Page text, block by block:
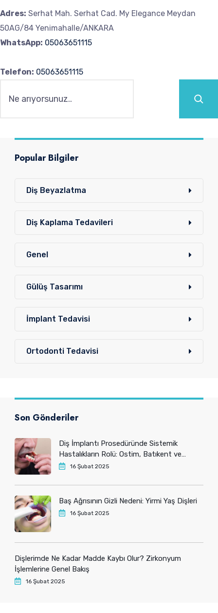
Adres: Serhat Mah. Serhat Cad. My Elegance Meydan
50AG/84 Yenimahalle/ANKARA
WhatsApp: 05063651115
Telefon: 05063651115
Popular Bilgiler
Diş Beyazlatma
Diş Kaplama Tedavileri
Genel
Gülüş Tasarımı
İmplant Tedavisi
Ortodonti Tedavisi
Son Gönderiler
Diş İmplantı Prosedüründe Sistemik
Hastalıkların Rolü: Ostim, Batıkent ve
Yenimahalle’deki Hastaların Bilmesi
16 Şubat 2025
Baş Ağrısının Gizli Nedeni: Yirmi Yaş Dişleri
16 Şubat 2025
Dişlerimde Ne Kadar Madde Kaybı Olur? Zirkonyum
İşlemlerine Genel Bakış
16 Şubat 2025